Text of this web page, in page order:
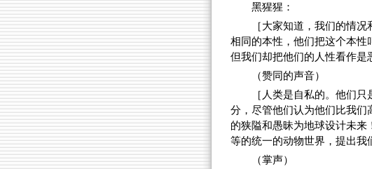
黑猩猩：
［大家知道，我们的情
相同的本性，他们把这个本性
但我们却把他们的人性看作是
（赞同的声音）
［人类是自私的。他们
分，尽管他们认为他们比我们
的狭隘和愚昧为地球设计未
等的统一的动物世界，提出我
（掌声）